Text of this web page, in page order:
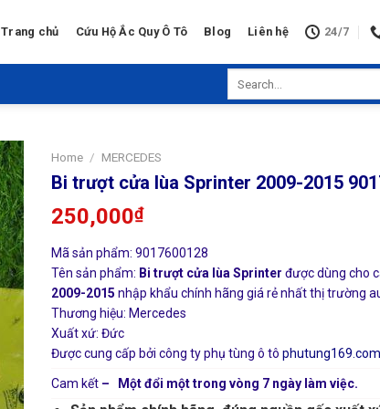
Trang chủ Cứu Hộ Ắc Quy Ô Tô Blog Liên hệ 24/7
Home / MERCEDES
Bi trượt cửa lùa Sprinter 2009-2015
250,000₫
Mã sản phẩm: 9017600128
Tên sản phẩm: Bi trượt cửa lùa Sprinter được dùng cho
2009-2015 nhập khẩu chính hãng giá rẻ nhất thị trường
Thương hiệu: Mercedes
Xuất xứ: Đức
Được cung cấp bởi công ty phụ tùng ô tô phutung169.com
Cam kết – Một đổi một trong vòng 7 ngày làm việc.